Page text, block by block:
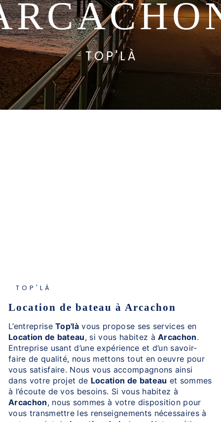
TOP'LÀ
TOP'LÀ
Location de bateau à Arcachon
L’entrepriseTop'là vous propose ses services en
Location de bateau, si vous habitez àArcachon.
Entreprise usant d’une expérience et d’un savoir-
faire de qualité, nous mettons tout en oeuvre pour
vous satisfaire. Nous vous accompagnons ainsi
dans votre projet de Location de bateau et sommes
à l’écoute de vos besoins. Si vous habitez à
Arcachon, nous sommes à votre disposition pour
vous transmettre les renseignements nécessaires à